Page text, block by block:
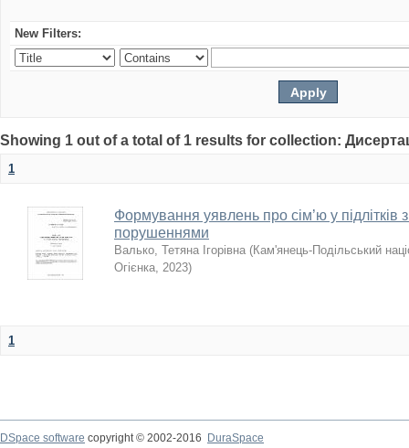
New Filters:
Showing 1 out of a total of 1 results for collection:
1
Формування уявлень про сім’ю у підлітків
порушеннями
Валько, Тетяна Ігорівна (Кам'янець-Подільський
Огієнка, 2023)
1
DSpace software copyright © 2002-2016
DuraSpace